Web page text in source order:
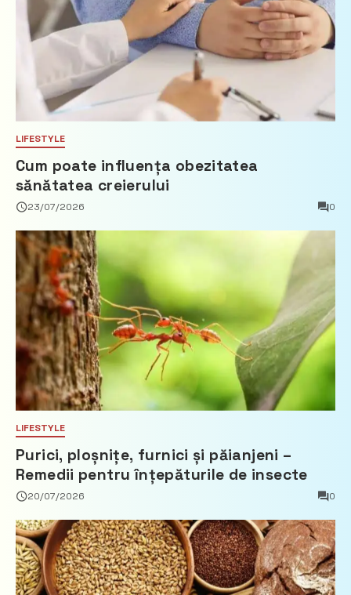
LIFESTYLE
Cum poate influența obezitatea
sănătatea creierului
23/07/2026 0
LIFESTYLE
Purici, ploșnițe, furnici și păianjeni –
Remedii pentru înțepăturile de insecte
20/07/2026 0